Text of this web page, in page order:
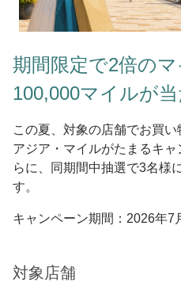
期間限定で2倍の
100,000マイルが
この夏、対象の店舗でお買
アジア・マイルがたまるキ
らに、同期間中抽選で3名様
す。
キャンペーン期間：2026年7
対象店舗